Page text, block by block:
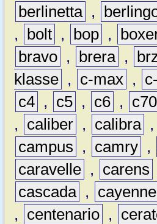
berlinetta ,
,
bolt , bop ,
bravo , brera ,
klasse , c-max ,
c4 , c5 , c6 , c70
,
caliber , calibra ,
campus
, camry ,
caravelle , carens
cascada , cayenne
,
centenario ,